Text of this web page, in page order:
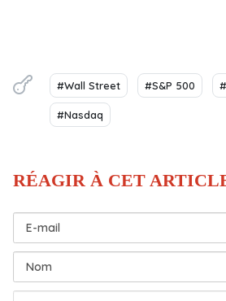
#Wall Street #S&P 500
#Nasdaq